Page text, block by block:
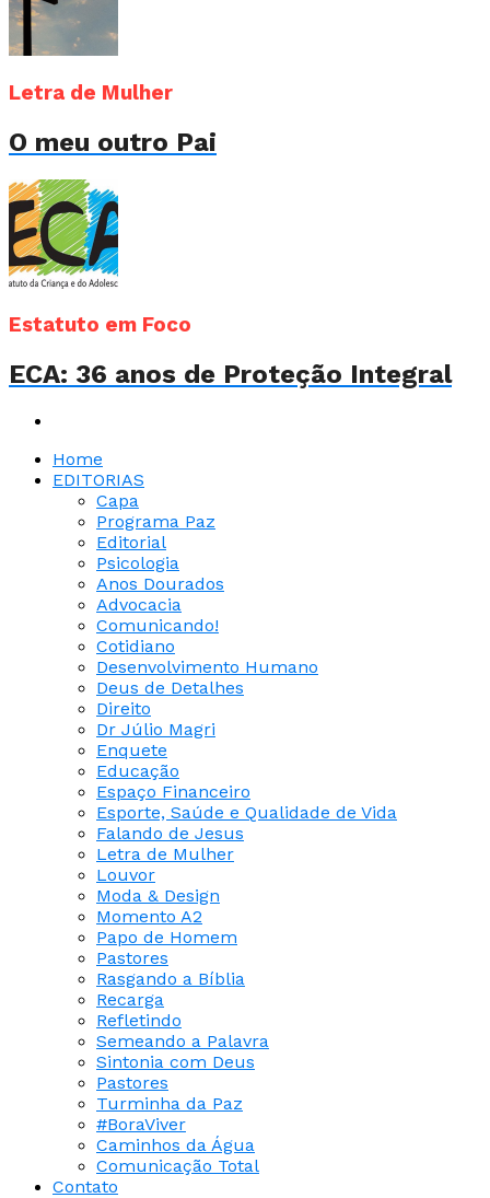
Letra de Mulher
O meu outro Pai
Estatuto em Foco
ECA: 36 anos de Proteção Integral
Home
EDITORIAS
Capa
Programa Paz
Editorial
Psicologia
Anos Dourados
Advocacia
Comunicando!
Cotidiano
Desenvolvimento Humano
Deus de Detalhes
Direito
Dr Júlio Magri
Enquete
Educação
Espaço Financeiro
Esporte, Saúde e Qualidade de Vida
Falando de Jesus
Letra de Mulher
Louvor
Moda & Design
Momento A2
Papo de Homem
Pastores
Rasgando a Bíblia
Recarga
Refletindo
Semeando a Palavra
Sintonia com Deus
Pastores
Turminha da Paz
#BoraViver
Caminhos da Água
Comunicação Total
Contato